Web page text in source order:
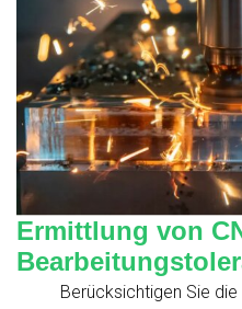
Ermittlung von
Berücksichtigen Sie